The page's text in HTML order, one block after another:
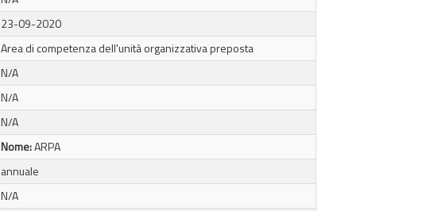
23-09-2020
Area di competenza dell'unità organizzativa preposta
N/A
N/A
N/A
Nome:ARPA
annuale
N/A